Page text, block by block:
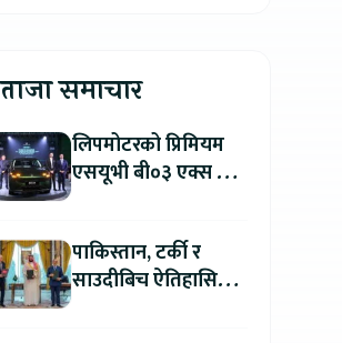
ताजा समाचार
लिपमोटरको प्रिमियम
एसयूभी बी०३ एक्स प्रो
ग्राहकलाई रु. ४४.९९
लाखको विशेष अफर
पाकिस्तान, टर्की र
साउदीबिच ऐतिहासिक